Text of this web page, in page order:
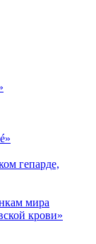
гепарде,
мира
крови»